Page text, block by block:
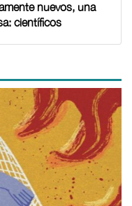
nuevos, una
científicos